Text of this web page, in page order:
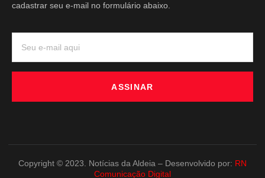
cadastrar seu e-mail no formulário abaixo.
ASSINAR
Copyright © 2023. Notícias da Aldeia – Desenvolvido por: RN
Comunicação Digital